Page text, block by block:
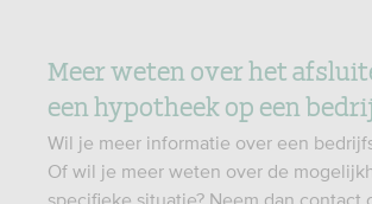
Meer weten over het
een hypotheek op een
Wil je meer informatie over een
Of wil je meer weten over de
specifieke situatie? Neem dan contact